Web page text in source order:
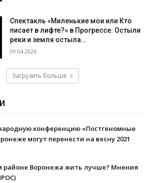
Спектакль «Миленькие мои или Кто
писает в лифте?» в Прогрессе: Остыли
реки и земля остыла…
09.04.2026
Загрузить больше
конференцию «Постгеномные
могут перенести на весну 2021
районе Воронежа жить лучше? Мнения